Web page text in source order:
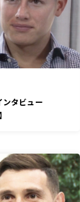
タビュー